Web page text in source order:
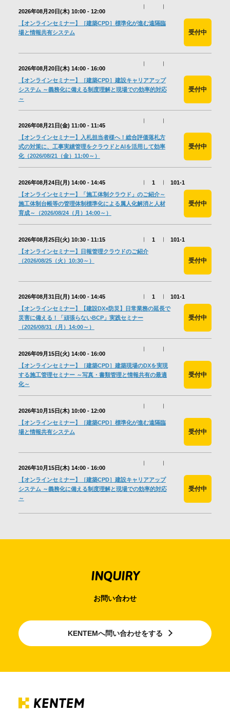
資料請求
サイト内検索
マイページ
2026年08月20日(木) 10:00 - 12:00
【オンラインセミナー】［建築CPD］標準化が進む遠隔臨
場と情報共有システム
受付中
2026年08月20日(木) 14:00 - 16:00
【オンラインセミナー】［建築CPD］建設キャリアアップ
システム ～義務化に備える制度理解と現場での効率的対応
～
受付中
2026年08月21日(金) 11:00 - 11:45
【オンラインセミナー】入札担当者様へ！総合評価落札方
式の対策に、工事実績管理をクラウドとAIを活用して効率
化（2026/08/21（金）11:00～）
受付中
2026年08月24日(月) 14:00 - 14:45 1
101-1
【オンラインセミナー】「施工体制クラウド」のご紹介～
施工体制台帳等の管理体制標準化による属人化解消と人材
育成～（2026/08/24（月）14:00～）
受付中
2026年08月25日(火) 10:30 - 11:15 1
101-1
【オンラインセミナー】日報管理クラウドのご紹介
（2026/08/25（火）10:30～）
受付中
2026年08月31日(月) 14:00 - 14:45 1
101-1
【オンラインセミナー】【建設DX×防災】日常業務の延長で
災害に備える！「頑張らないBCP」実践セミナー
（2026/08/31（月）14:00～）
受付中
2026年09月15日(火) 14:00 - 16:00
【オンラインセミナー】［建築CPD］建築現場のDXを実現
する施工管理セミナー ～写真・書類管理と情報共有の最適
化～
受付中
2026年10月15日(木) 10:00 - 12:00
【オンラインセミナー】［建築CPD］標準化が進む遠隔臨
場と情報共有システム
受付中
2026年10月15日(木) 14:00 - 16:00
【オンラインセミナー】［建築CPD］建設キャリアアップ
システム ～義務化に備える制度理解と現場での効率的対応
～
受付中
INQUIRY
お問い合わせ
KENTEMへ問い合わせをする